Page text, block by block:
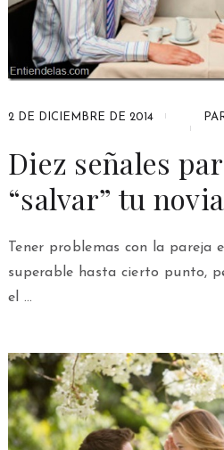
2 DE DICIEMBRE DE 2014
Diez señales
“salvar” tu
Tener problemas con la pareja
superable hasta cierto punto,
el …